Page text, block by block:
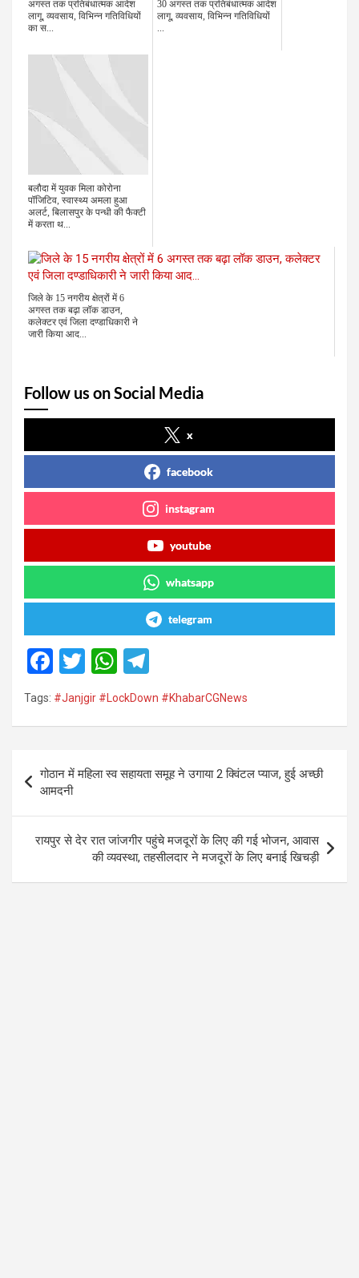
अगस्त तक प्रतिबंधात्मक आदेश
लागू, व्यवसाय, विभिन्न गतिविधियों
का स...
30 अगस्त तक प्रतिबंधात्मक आदेश
लागू, व्यवसाय, विभिन्न गतिविधियों
...
बलौदा में युवक मिला कोरोना
पॉजिटिव, स्वास्थ्य अमला हुआ
अलर्ट, बिलासपुर के पन्धी की फैक्टी
में करता थ...
जिले के 15 नगरीय क्षेत्रों में 6
अगस्त तक बढ़ा लॉक डाउन,
कलेक्टर एवं जिला दण्डाधिकारी ने
जारी किया आद...
Follow us on Social Media
x
facebook
instagram
youtube
whatsapp
telegram
F
a
ce
o
o
k
T
wi
tt
W
h
at
A
p
p
el
e
a
m
Tags: #Janjgir #LockDown #KhabarCGNews
Post
navigation
गोठान में महिला स्व सहायता समूह ने उगाया 2 क्विंटल प्याज, हुई अच्छी
आमदनी
रायपुर से देर रात जांजगीर पहुंचे मजदूरों के लिए की गई भोजन, आवास
की व्यवस्था, तहसीलदार ने मजदूरों के लिए बनाई खिचड़ी